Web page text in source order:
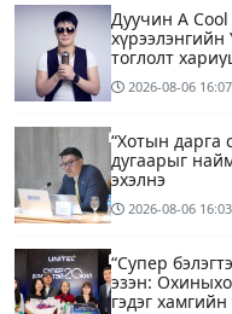
Дуучин A
тоглолт
2026-08-06 16:07
“Хотын дарга
дугаарыг
эхэлнэ
2026-08-06 16:03
“Супер
эзэн:
гэдэг